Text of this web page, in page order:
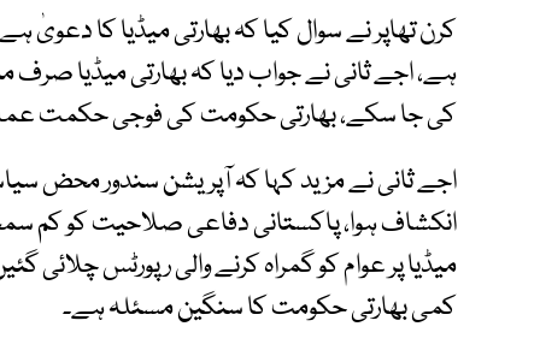
ہے، اجے ثانی نے جواب دیا کہ بھارتی میڈیا صرف
کی جا سکے، بھارتی حکومت کی فوجی حکمت
اجے ثانی نے مزید کہا کہ آپریشن سندور محض
انکشاف ہوا، پاکستانی دفاعی صلاحیت کو کم
میڈیا پر عوام کو گمراہ کرنے والی رپورٹس
کمی بھارتی حکومت کا سنگین مسئلہ ہے۔